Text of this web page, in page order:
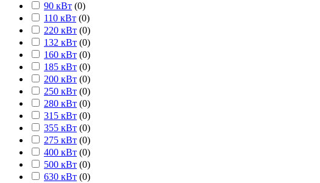
90 кВт (0)
110 кВт (0)
220 кВт (0)
132 кВт (0)
160 кВт (0)
185 кВт (0)
200 кВт (0)
250 кВт (0)
280 кВт (0)
315 кВт (0)
355 кВт (0)
275 кВт (0)
400 кВт (0)
500 кВт (0)
630 кВт (0)